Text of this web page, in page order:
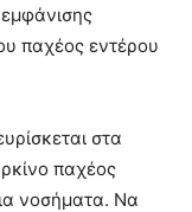
παχέος εντέρου
στα
παχέος
νοσήματα. Να